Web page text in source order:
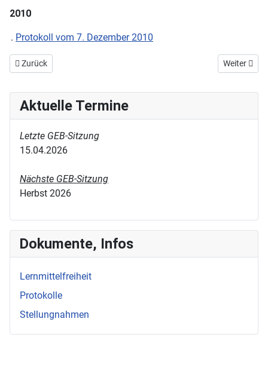
2010
Protokoll vom 7. Dezember 2010
Vorheriger Beitrag: Startseite
Zurück Nächster
Weiter
Aktuelle Termine
Letzte GEB-Sitzung
15.04.2026
Nächste GEB-Sitzung
Herbst 2026
Dokumente, Infos
Lernmittelfreiheit
Protokolle
Stellungnahmen